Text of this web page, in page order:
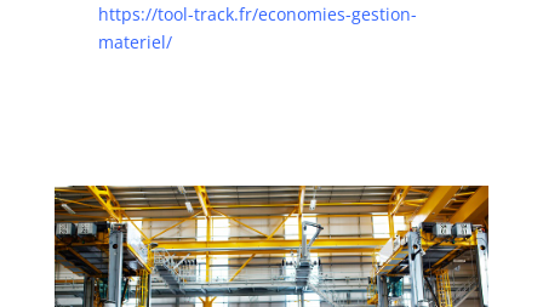
https://tool-track.fr/economies-gestion-
materiel/